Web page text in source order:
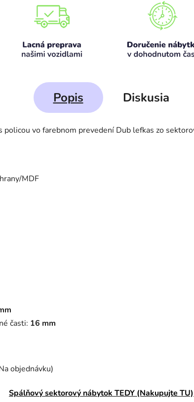
Popis Diskusia
policou vo farebnom prevedení Dub lefkas zo
MDF
časti: 16 mm
objednávku)
Spálňový sektorový nábytok TEDY (Nakupujte TU)